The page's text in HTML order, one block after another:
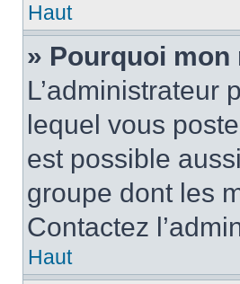
Haut
» Pourquoi
L’administrateur
lequel vous
est possible
groupe dont les
Contactez
Haut